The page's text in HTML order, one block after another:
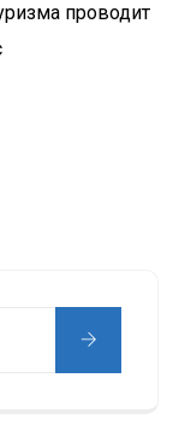
проводит